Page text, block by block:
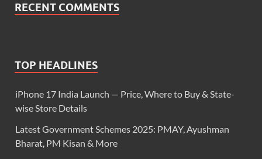
RECENT COMMENTS
TOP HEADLINES
iPhone 17 India Launch — Price, Where to Buy & State-
wise Store Details
Latest Government Schemes 2025: PMAY, Ayushman
Bharat, PM Kisan & More